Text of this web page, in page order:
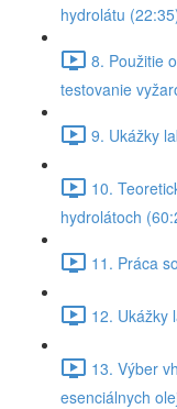
hydrolátu
8. Použitie
testovanie
9. Ukážky
10.
hydrolátoch
11. Práca
12. Ukážky
13. Výber
esenciálnych